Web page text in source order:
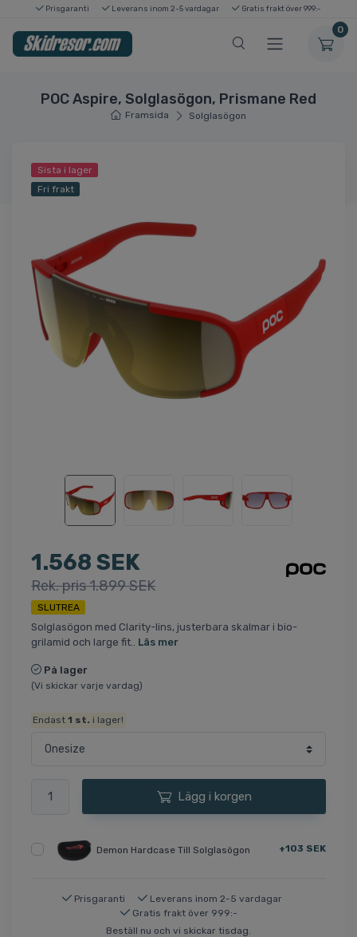
Prisgaranti Leverans inom 2-5 vardagar Gratis frakt över 999:-
0
POC Aspire, Solglasögon, Prismane Red
Framsida Solglasögon
Sista i lager
Fri frakt
1.568 SEK
Rek. pris 1.899 SEK
SLUTREA
Solglasögon med Clarity-lins, justerbara skalmar i bio-
grilamid och large fit.. Läs mer
På lager
(Vi skickar varje vardag)
Endast1 st. i lager!
Lägg i korgen
Demon Hardcase Till Solglasögon +103 SEK
Prisgaranti
Leverans inom 2-5 vardagar
Gratis frakt över 999:-
Beställ nu och vi skickar tisdag.